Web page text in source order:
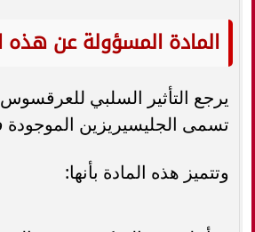
المادة المسؤولة عن هذه
يرجع التأثير السلبي
تسمى الجليسيريزين الموجودة
وتتميز هذه المادة بأنها: